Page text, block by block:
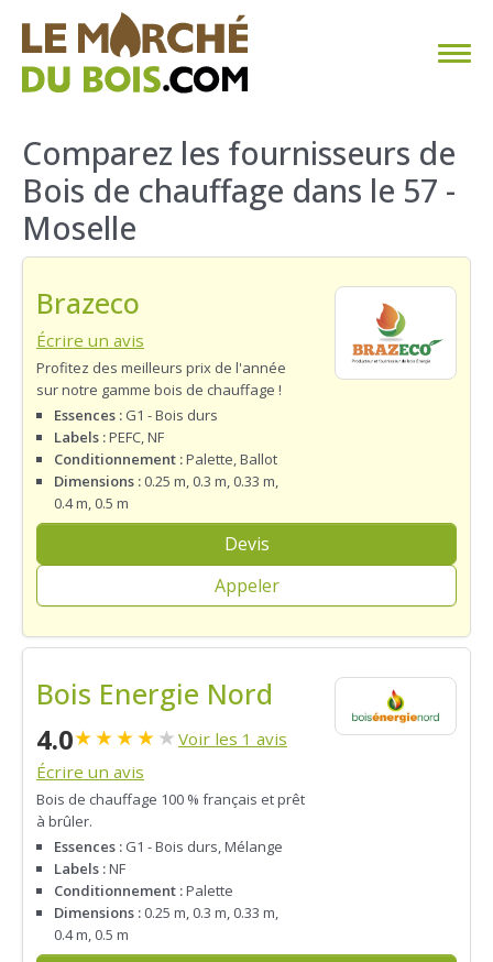
CHAUFFAGE AU BOIS
FAQ
CALCULER SA CONSOMMATION
TROUVER SON FOURNISSEUR
BLOG
ESPACE PRO
Comparez les fournisseurs de
Bois de chauffage dans le 57 -
Moselle
Brazeco
Écrire un avis
Profitez des meilleurs prix de l'année
sur notre gamme bois de chauffage !
Essences : G1 - Bois durs
Labels :PEFC, NF
Conditionnement :Palette, Ballot
Dimensions : 0.25 m, 0.3 m, 0.33 m,
0.4 m, 0.5 m
Devis
Appeler
Bois Energie Nord
4.0★★★★★ Voir les 1 avis
Écrire un avis
Bois de chauffage 100 % français et prêt
à brûler.
Essences : G1 - Bois durs, Mélange
Labels :NF
Conditionnement :Palette
Dimensions : 0.25 m, 0.3 m, 0.33 m,
0.4 m, 0.5 m